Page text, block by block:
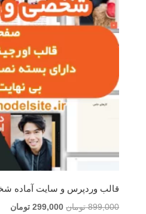
قالب وردپرس و سایت آماده
899,000 تومان قیمت
299,000 تومان